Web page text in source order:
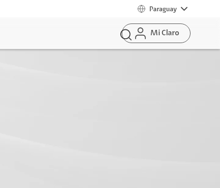
Paraguay
Mi Claro